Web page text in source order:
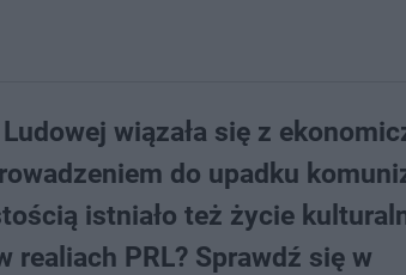
wiązała się z
do upadku
istniało też życie
realiach PRL? Sprawdź się w